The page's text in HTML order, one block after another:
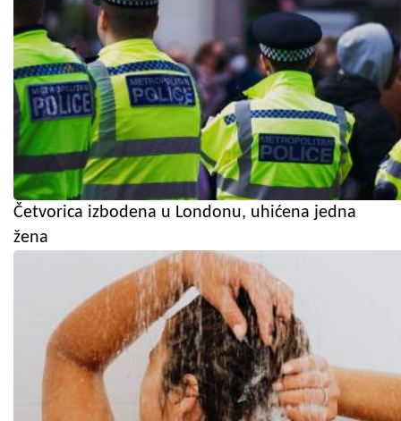
Četvorica izbodena u Londonu, uhićena jedna
žena